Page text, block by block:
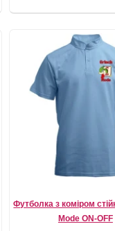
Футболка з коміром
Mode ON-OFF